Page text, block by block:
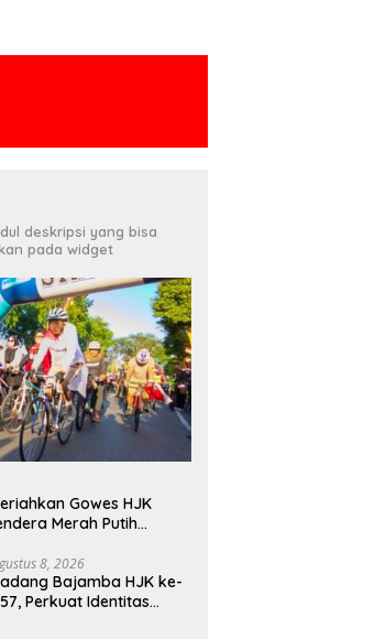
deskripsi yang bisa
pada widget
Gowes HJK
Merah Putih
8, 2026
Bajamba HJK ke-
Perkuat Identitas